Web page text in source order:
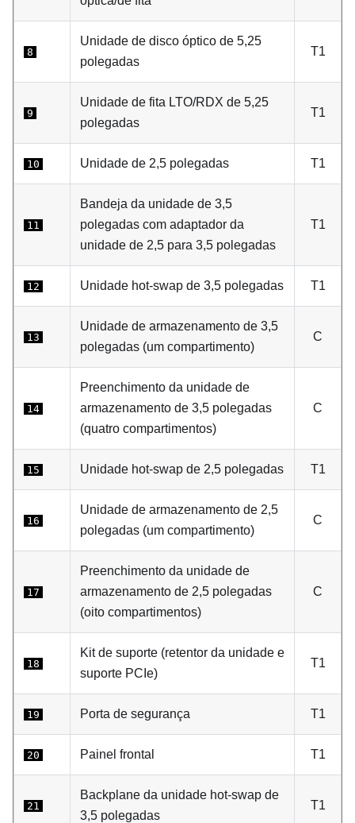
8
Unidade de disco óptico de 5,25
polegadas
T1
9
Unidade de fita LTO/RDX de 5,25
polegadas
T1
10 Unidade de 2,5 polegadas T1
11
Bandeja da unidade de 3,5
polegadas com adaptador da
unidade de 2,5 para 3,5 polegadas
T1
12 Unidade hot-swap de 3,5 polegadas T1
13
Unidade de armazenamento de 3,5
polegadas (um compartimento)
C
14
Preenchimento da unidade de
armazenamento de 3,5 polegadas
(quatro compartimentos)
C
15 Unidade hot-swap de 2,5 polegadas T1
16
Unidade de armazenamento de 2,5
polegadas (um compartimento)
C
17
Preenchimento da unidade de
armazenamento de 2,5 polegadas
(oito compartimentos)
C
18
Kit de suporte (retentor da unidade e
suporte PCIe)
T1
19 Porta de segurança T1
20 Painel frontal T1
21
Backplane da unidade hot-swap de
3,5 polegadas
T1